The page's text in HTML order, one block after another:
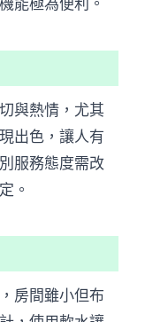
能極為便利。
與熱情，尤其
出色，讓人有
服務態度需改
。
房間雖小但布